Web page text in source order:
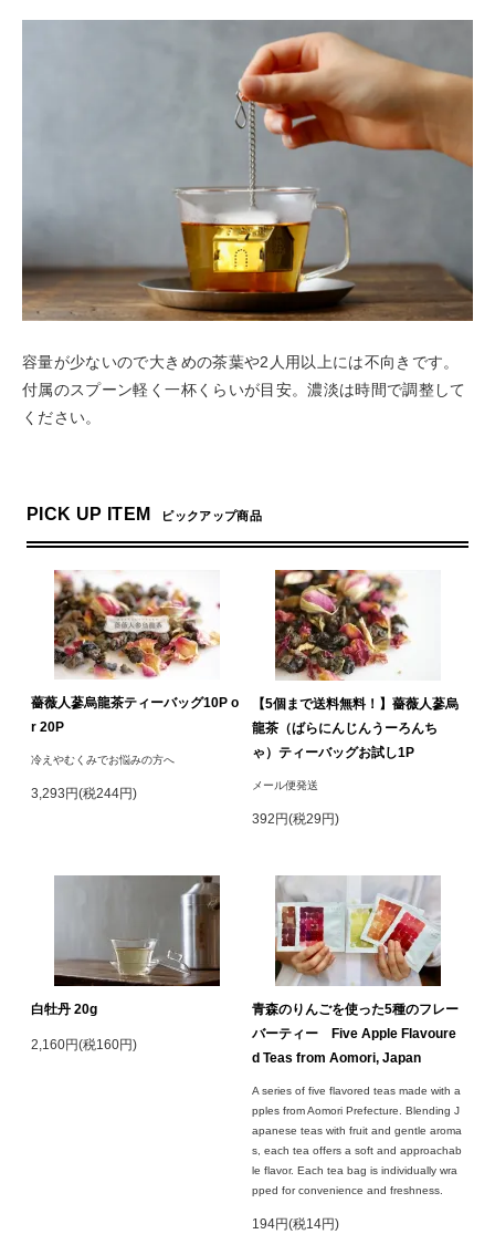
容量が少ないので大きめの茶葉や2人用以上には不向きです。
付属のスプーン軽く一杯くらいが目安。濃淡は時間で調整して
ください。
PICK UP ITEM ピックアップ商品
薔薇人蔘烏龍茶ティーバッグ10P o
r 20P
冷えやむくみでお悩みの方へ
3,293円(税244円)
【5個まで送料無料！】薔薇人蔘烏
龍茶（ばらにんじんうーろんち
ゃ）ティーバッグお試し1P
メール便発送
392円(税29円)
白牡丹 20g
2,160円(税160円)
青森のりんごを使った5種のフレー
バーティー Five Apple Flavoure
d Teas from Aomori, Japan
A series of five flavored teas made with a
pples from Aomori Prefecture. Blending J
apanese teas with fruit and gentle aroma
s, each tea offers a soft and approachab
le flavor. Each tea bag is individually wra
pped for convenience and freshness.
194円(税14円)